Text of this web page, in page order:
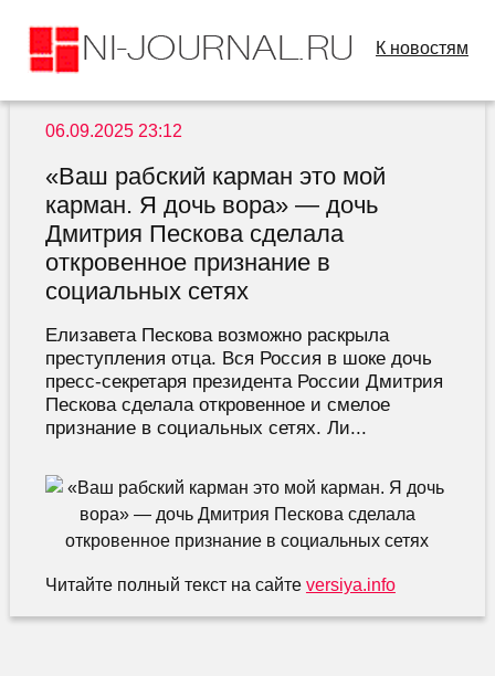
К новостям
06.09.2025 23:12
«Ваш рабский карман это мой
карман. Я дочь вора» — дочь
Дмитрия Пескова сделала
откровенное признание в
социальных сетях
Елизавета Пескова возможно раскрыла
преступления отца. Вся Россия в шоке дочь
пресс-секретаря президента России Дмитрия
Пескова сделала откровенное и смелое
признание в социальных сетях. Ли...
Читайте полный текст на сайте versiya.info